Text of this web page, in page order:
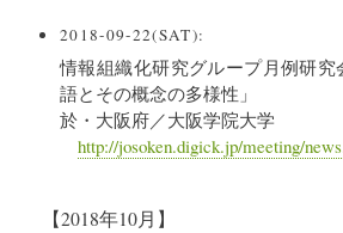
2018-09-22(SAT):
情報組織化研究グループ月例研究
語とその概念の多様性」
於・大阪府／大阪学院大学
http://josoken.digick.jp/meeting/
【2018年10月】